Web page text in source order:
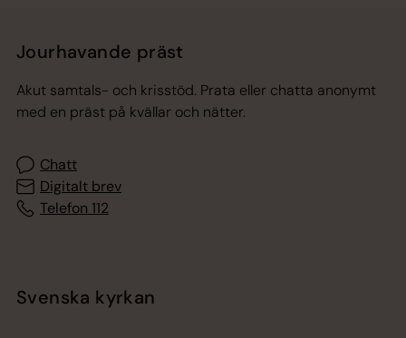
Jourhavande präst
Akut samtals- och krisstöd. Prata eller chatta anonymt
med en präst på kvällar och nätter.
Chatt
Digitalt brev
Telefon 112
Svenska kyrkan